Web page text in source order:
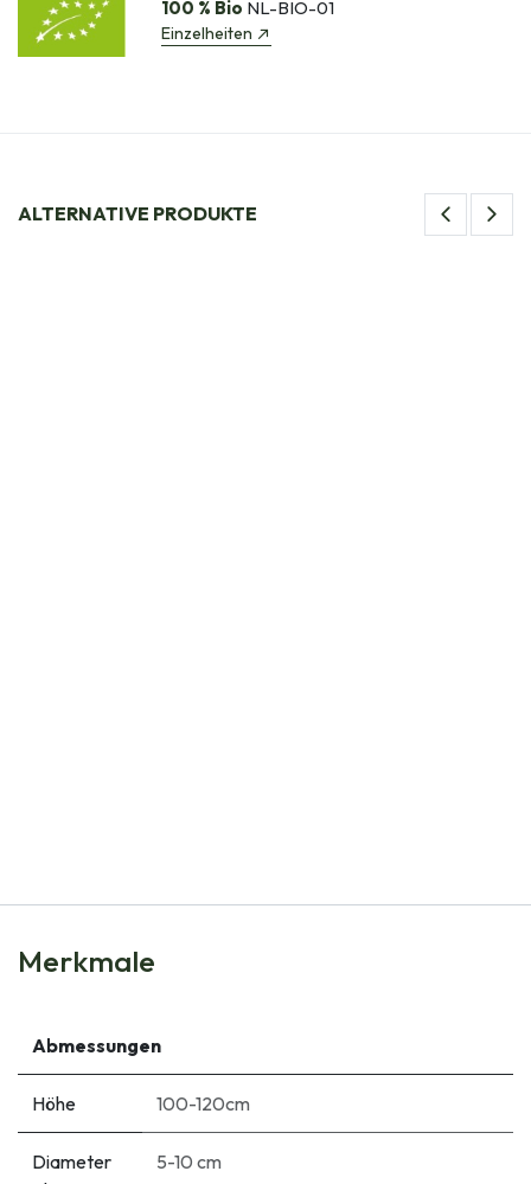
100 % Bio NL-BIO-01
Einzelheiten
ALTERNATIVE PRODUKTE
Merkmale
Abmessungen
Höhe 100-120cm
Diameter
5-10 cm